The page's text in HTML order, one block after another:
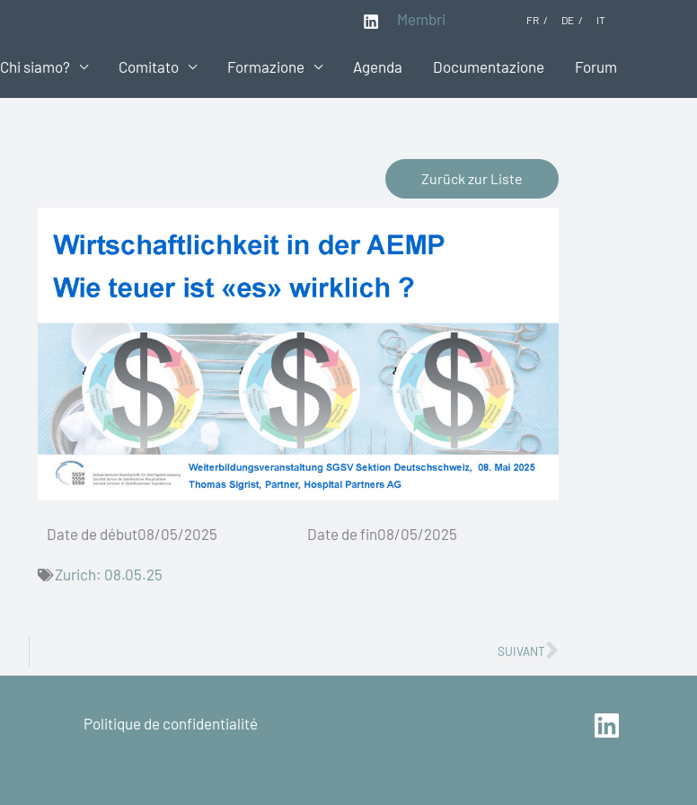
Membri FR DE IT
Chi siamo? Comitato Formazione Agenda Documentazione Forum
Zurück zur Liste
Date de début08/05/2025 Date de fin08/05/2025
Zurich: 08.05.25
SUIVANTSuccessivo
Politique de confidentialité